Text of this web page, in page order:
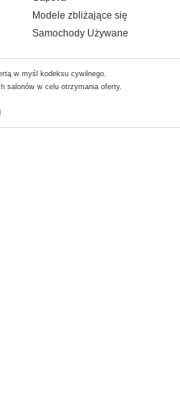
Modele zbliżające się
Samochody Używane
w myśl kodeksu cywilnego.
salonów w celu otrzymania oferty.